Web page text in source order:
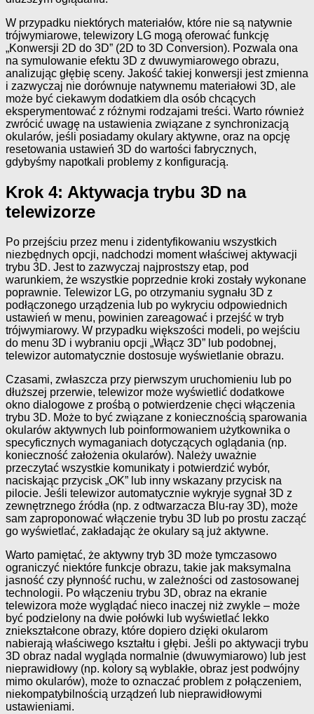
W przypadku niektórych materiałów, które nie są natywnie
trójwymiarowe, telewizory LG mogą oferować funkcję
„Konwersji 2D do 3D” (2D to 3D Conversion). Pozwala ona
na symulowanie efektu 3D z dwuwymiarowego obrazu,
analizując głębię sceny. Jakość takiej konwersji jest zmienna
i zazwyczaj nie dorównuje natywnemu materiałowi 3D, ale
może być ciekawym dodatkiem dla osób chcących
eksperymentować z różnymi rodzajami treści. Warto również
zwrócić uwagę na ustawienia związane z synchronizacją
okularów, jeśli posiadamy okulary aktywne, oraz na opcję
resetowania ustawień 3D do wartości fabrycznych,
gdybyśmy napotkali problemy z konfiguracją.
Krok 4: Aktywacja trybu 3D na
telewizorze
Po przejściu przez menu i zidentyfikowaniu wszystkich
niezbędnych opcji, nadchodzi moment właściwej aktywacji
trybu 3D. Jest to zazwyczaj najprostszy etap, pod
warunkiem, że wszystkie poprzednie kroki zostały wykonane
poprawnie. Telewizor LG, po otrzymaniu sygnału 3D z
podłączonego urządzenia lub po wykryciu odpowiednich
ustawień w menu, powinien zareagować i przejść w tryb
trójwymiarowy. W przypadku większości modeli, po wejściu
do menu 3D i wybraniu opcji „Włącz 3D” lub podobnej,
telewizor automatycznie dostosuje wyświetlanie obrazu.
Czasami, zwłaszcza przy pierwszym uruchomieniu lub po
dłuższej przerwie, telewizor może wyświetlić dodatkowe
okno dialogowe z prośbą o potwierdzenie chęci włączenia
trybu 3D. Może to być związane z koniecznością sparowania
okularów aktywnych lub poinformowaniem użytkownika o
specyficznych wymaganiach dotyczących oglądania (np.
konieczność założenia okularów). Należy uważnie
przeczytać wszystkie komunikaty i potwierdzić wybór,
naciskając przycisk „OK” lub inny wskazany przycisk na
pilocie. Jeśli telewizor automatycznie wykryje sygnał 3D z
zewnętrznego źródła (np. z odtwarzacza Blu-ray 3D), może
sam zaproponować włączenie trybu 3D lub po prostu zacząć
go wyświetlać, zakładając że okulary są już aktywne.
Warto pamiętać, że aktywny tryb 3D może tymczasowo
ograniczyć niektóre funkcje obrazu, takie jak maksymalna
jasność czy płynność ruchu, w zależności od zastosowanej
technologii. Po włączeniu trybu 3D, obraz na ekranie
telewizora może wyglądać nieco inaczej niż zwykle – może
być podzielony na dwie połówki lub wyświetlać lekko
zniekształcone obrazy, które dopiero dzięki okularom
nabierają właściwego kształtu i głębi. Jeśli po aktywacji trybu
3D obraz nadal wygląda normalnie (dwuwymiarowo) lub jest
nieprawidłowy (np. kolory są wyblakłe, obraz jest podwójny
mimo okularów), może to oznaczać problem z połączeniem,
niekompatybilnością urządzeń lub nieprawidłowymi
ustawieniami.